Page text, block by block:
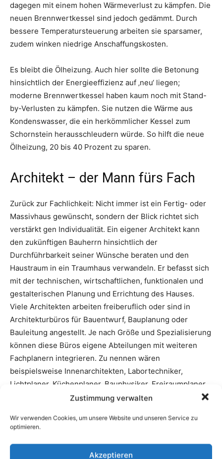
Zustimmung verwalten
Wir verwenden Cookies, um unsere Website und unseren Service zu
optimieren.
Akzeptieren
dagegen mit einem hohen Wärmeverlust zu kämpfen. Die
neuen Brennwertkessel sind jedoch gedämmt. Durch
bessere Temperatursteuerung arbeiten sie sparsamer,
zudem winken niedrige Anschaffungskosten.
Es bleibt die Ölheizung. Auch hier sollte die Betonung
hinsichtlich der Energieeffizienz auf ‚neu‘ liegen;
moderne Brennwertkessel haben kaum noch mit Stand-
by-Verlusten zu kämpfen. Sie nutzen die Wärme aus
Kondenswasser, die ein herkömmlicher Kessel zum
Schornstein herausschleudern würde. So hilft die neue
Ölheizung, 20 bis 40 Prozent zu sparen.
Architekt – der Mann fürs Fach
Zurück zur Fachlichkeit: Nicht immer ist ein Fertig- oder
Massivhaus gewünscht, sondern der Blick richtet sich
verstärkt gen Individualität. Ein eigener Architekt kann
den zukünftigen Bauherrn hinsichtlich der
Durchführbarkeit seiner Wünsche beraten und den
Haustraum in ein Traumhaus verwandeln. Er befasst sich
mit der technischen, wirtschaftlichen, funktionalen und
gestalterischen Planung und Errichtung des Hauses.
Viele Architekten arbeiten freiberuflich oder sind in
Architekturbüros für Bauentwurf, Bauplanung oder
Bauleitung angestellt. Je nach Größe und Spezialisierung
können diese Büros eigene Abteilungen mit weiteren
Fachplanern integrieren. Zu nennen wären
beispielsweise Innenarchitekten, Labortechniker,
Lichtplaner, Küchenplaner, Bauphysiker, Freiraumplaner
oder auch Spezialisten für Modellbau, Visualisierung
zudem gewerblich tätig oder nehmen Funktionen als